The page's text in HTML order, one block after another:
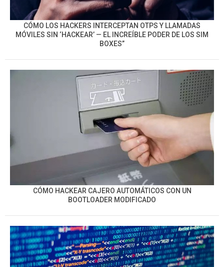
CÓMO LOS HACKERS INTERCEPTAN OTPS Y LLAMADAS
MÓVILES SIN ‘HACKEAR’ — EL INCREÍBLE PODER DE LOS SIM
BOXES”
CÓMO HACKEAR CAJERO AUTOMÁTICOS CON UN
BOOTLOADER MODIFICADO